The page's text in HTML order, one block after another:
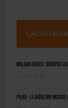
L'ACTU EN
Molson Coors : bénéfice
Pilou : la bière bio